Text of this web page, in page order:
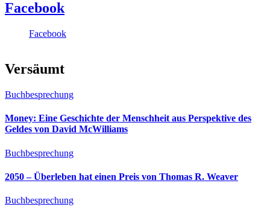
Facebook
Facebook
Versäumt
Buchbesprechung
Money: Eine Geschichte der Menschheit aus Perspektive des
Geldes von David McWilliams
Buchbesprechung
2050 – Überleben hat einen Preis von Thomas R. Weaver
Buchbesprechung